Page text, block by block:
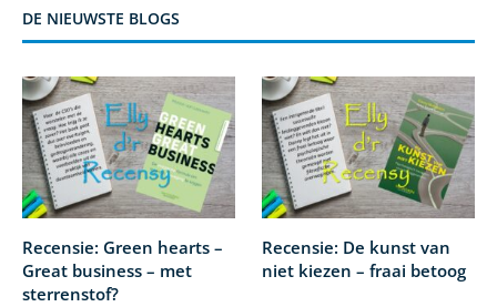
DE NIEUWSTE BLOGS
Recensie: Green hearts –
Great business – met
sterrenstof?
Recensie: De kunst van
niet kiezen – fraai betoog